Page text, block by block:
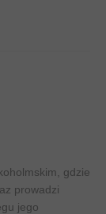
gdzie
prowadzi
jego